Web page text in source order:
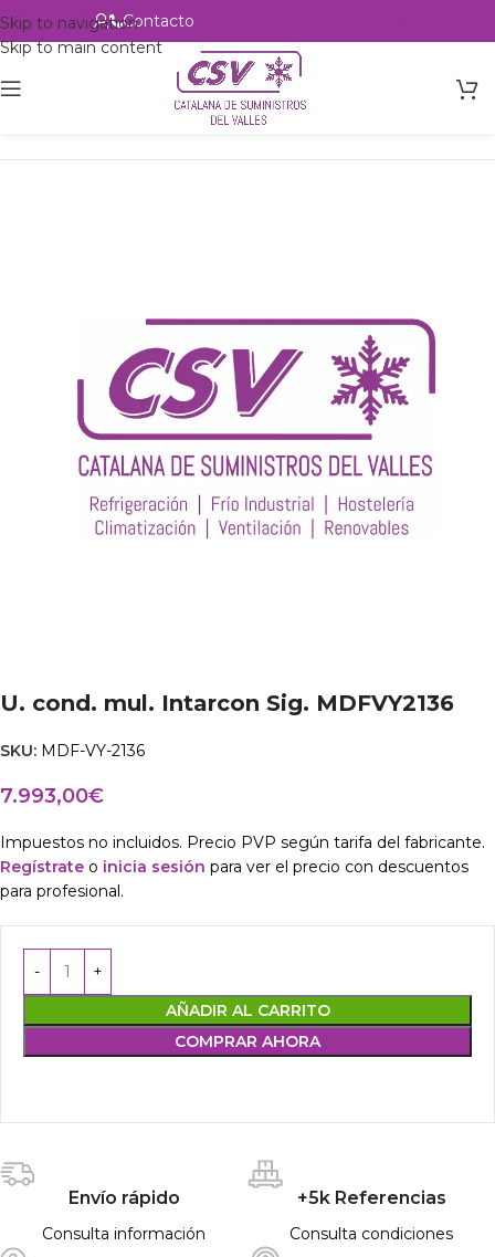
Skip to navigation
Skip to main content
Contacto
csvalles
U. cond. mul. Intarcon Sig. MDFVY2136
SKU: MDF-VY-2136
7.993,00€
Impuestos no incluidos. Precio PVP según tarifa del fabricante.
Regístrate o inicia sesión para ver el precio con descuentos
para profesional.
AÑADIR AL CARRITO
COMPRAR AHORA
Envío rápido
Consulta información
+5k Referencias
Consulta condiciones